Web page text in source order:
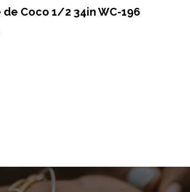
Coco 1/2 34in WC-196